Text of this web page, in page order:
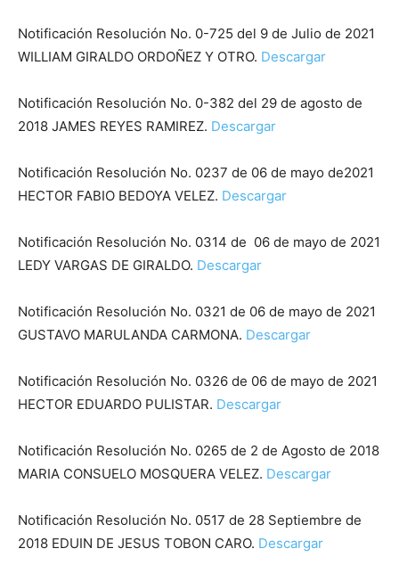
Notificación Resolución No. 0-725 del 9 de Julio de 2021
WILLIAM GIRALDO ORDOÑEZ Y OTRO. Descargar
Notificación Resolución No. 0-382 del 29 de agosto de
2018 JAMES REYES RAMIREZ. Descargar
Notificación Resolución No. 0237 de 06 de mayo de2021
HECTOR FABIO BEDOYA VELEZ. Descargar
Notificación Resolución No. 0314 de 06 de mayo de 2021
LEDY VARGAS DE GIRALDO. Descargar
Notificación Resolución No. 0321 de 06 de mayo de 2021
GUSTAVO MARULANDA CARMONA. Descargar
Notificación Resolución No. 0326 de 06 de mayo de 2021
HECTOR EDUARDO PULISTAR. Descargar
Notificación Resolución No. 0265 de 2 de Agosto de 2018
MARIA CONSUELO MOSQUERA VELEZ. Descargar
Notificación Resolución No. 0517 de 28 Septiembre de
2018 EDUIN DE JESUS TOBON CARO. Descargar